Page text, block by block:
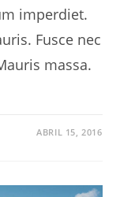
imperdiet.
Fusce nec
massa.
ABRIL 15, 2016